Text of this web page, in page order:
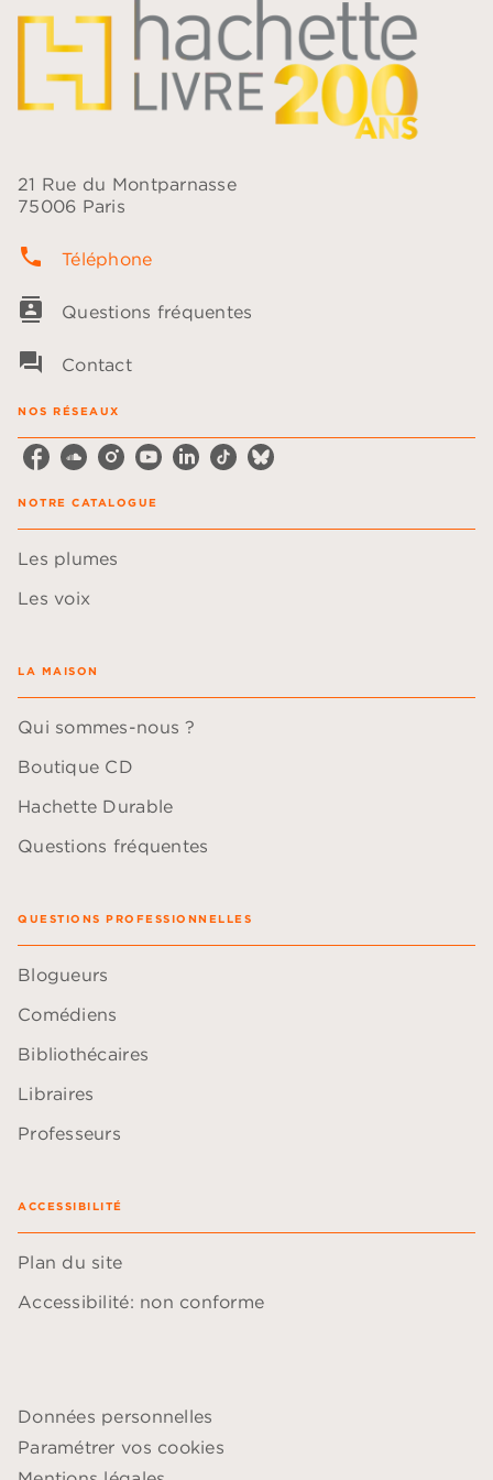
21 Rue du Montparnasse
75006 Paris
phone Téléphone
contacts Questions fréquentes
question_answer Contact
NOS RÉSEAUX
NOTRE CATALOGUE
Les plumes
Les voix
LA MAISON
Qui sommes-nous ?
Boutique CD
Hachette Durable
Questions fréquentes
QUESTIONS PROFESSIONNELLES
Blogueurs
Comédiens
Bibliothécaires
Libraires
Professeurs
ACCESSIBILITÉ
Plan du site
Accessibilité: non conforme
Données personnelles
Paramétrer vos cookies